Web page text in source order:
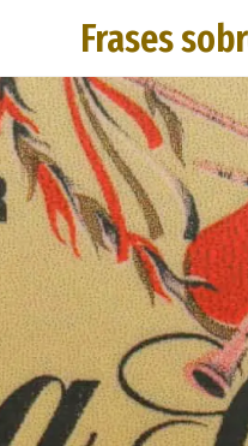
Frases